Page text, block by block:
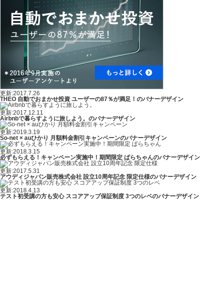
更新:2017.7.26
THEO 自動でおまかせ投資 ユーザーの87％が満足！のバナーデザイン
更新:2017.12.11
Airbnbで暮らすように旅しよう。のバナーデザイン
更新:2019.3.19
So-net × auひかり 月額料金割引キャンペーンのバナーデザイン
更新:2018.3.15
必ずもらえる！キャンペーン実施中！期間限定 ぱらちゃんのバナーデザイン
更新:2017.5.31
アウディジャパン販売株式会社 設立10周年記念 限定仕様のバナーデザイン
更新:2018.4.13
テスト初受講の方も安心 スコアアップ保証制度 3つのレベのバナーデザイン